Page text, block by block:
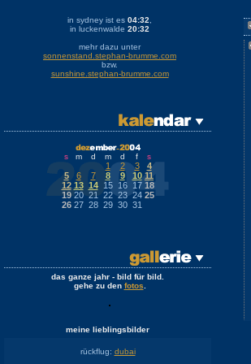
in sydney ist es 04:32
in luckenwalde 20:32
mehr dazu unter
sonnenstand.stephan-brumme.com
bzw.
sunshine.stephan-brumme.com
s m d m d f s
1 2 3
4
5
6 7 8 9 10 11
12 13 14 15 16 17 18
19 20 21 22 23 24 25
26 27 28 29 30 31
das ganze jahr - bild für bild.
gehe zu den fotos
meine lieblingsbilder
rückflug: dubai